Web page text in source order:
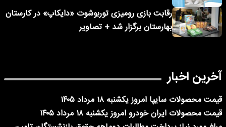
رقابت بازی رومیزی توربوشوت «دایکاپ» در کارستان
بهارستان برگزار شد + تصاویر
آخرین اخبار
قیمت محصولات سایپا امروز یکشنبه ۱۸ مرداد ۱۴۰۵
قیمت محصولات ایران خودرو امروز یکشنبه ۱۸ مرداد ۱۴۰۵